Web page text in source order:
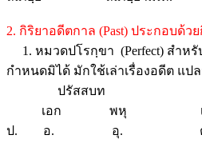
2. กิริยาอดีตกาล (Past) ประกอบด้
1. หมวดปโรกฺขา (Perfect) สำห
กำหนดมิได้ มักใช้เล่าเรื่องอดีต แป
ปรัสสบท อั
เอก พหุ เ
ป. อ. อุ. ตฺ